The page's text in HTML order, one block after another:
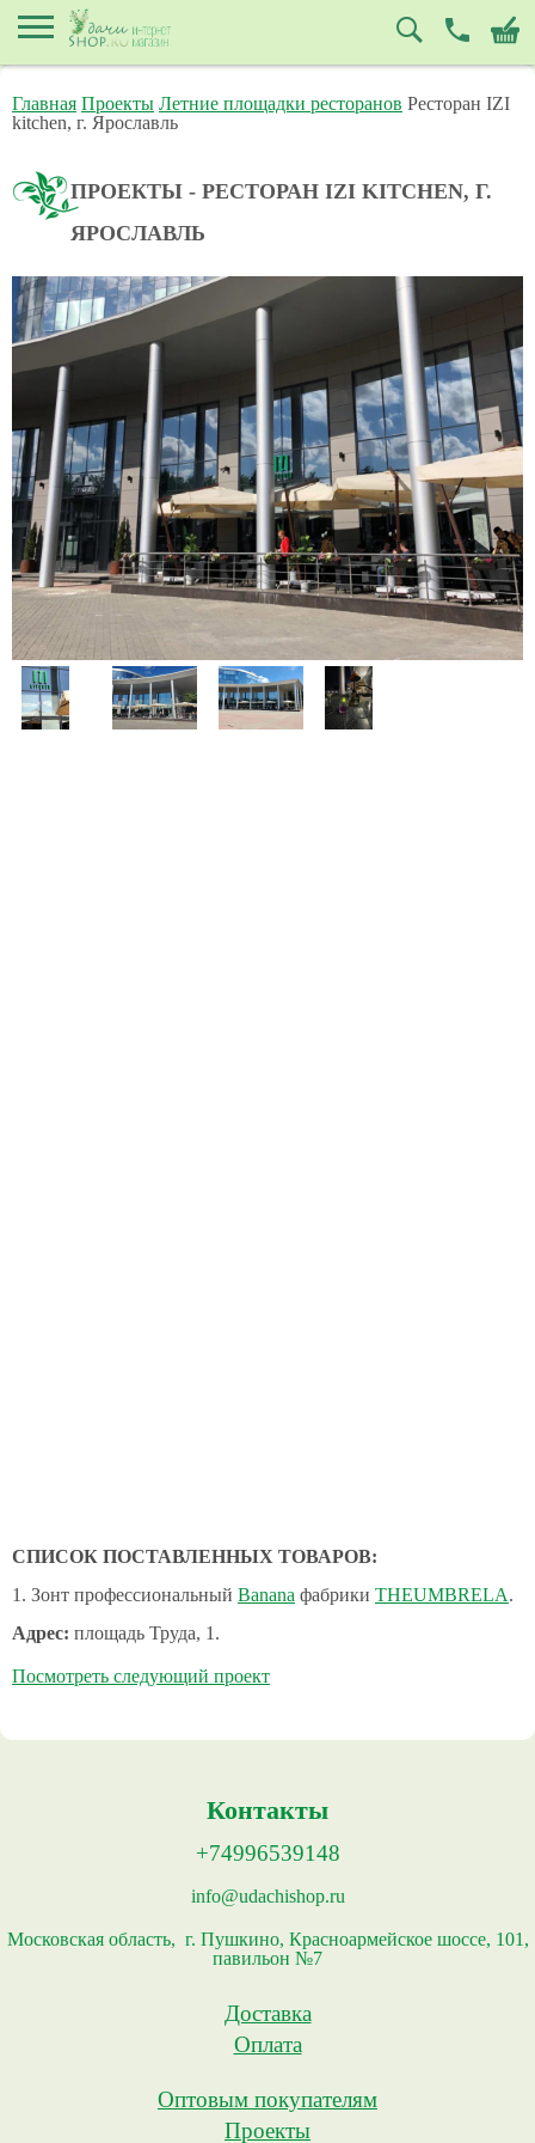
Главная Проекты Летние площадки ресторанов Ресторан IZI
kitchen, г. Ярославль
ПРОЕКТЫ - РЕСТОРАН IZI KITCHEN, Г.
ЯРОСЛАВЛЬ
СПИСОК ПОСТАВЛЕННЫХ ТОВАРОВ:
1. Зонт профессиональный Banana фабрики THEUMBRELA.
Адрес: площадь Труда, 1.
Посмотреть следующий проект
Контакты
+74996539148
info@udachishop.ru
Московская область, г. Пушкино, Красноармейское шоссе, 101,
павильон №7
Доставка
Оплата
Оптовым покупателям
Проекты